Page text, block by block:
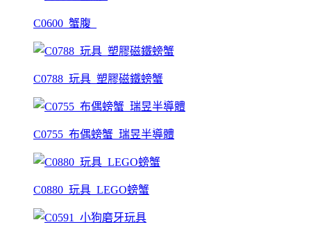
C0600_蟹腹_
C0788_玩具_塑膠磁鐵螃蟹
C0755_布偶螃蟹_瑞昱半導體
C0880_玩具_LEGO螃蟹